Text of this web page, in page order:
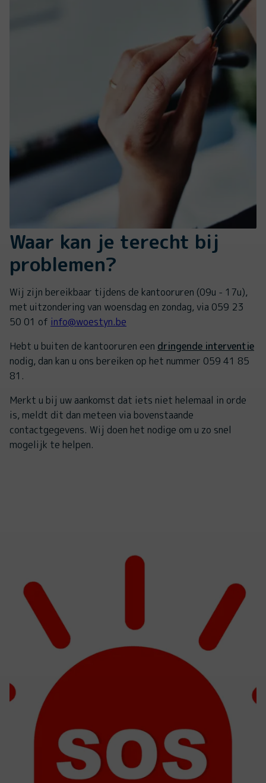
Waar kan je terecht bij
problemen?
Wij zijn bereikbaar tijdens de kantooruren (09u - 17u),
met uitzondering van woensdag en zondag, via 059 23
50 01 of info@woestyn.be
Hebt u buiten de kantooruren een dringende interventie
nodig, dan kan u ons bereiken op het nummer 059 41 85
81.
Merkt u bij uw aankomst dat iets niet helemaal in orde
is, meldt dit dan meteen via bovenstaande
contactgegevens. Wij doen het nodige om u zo snel
mogelijk te helpen.